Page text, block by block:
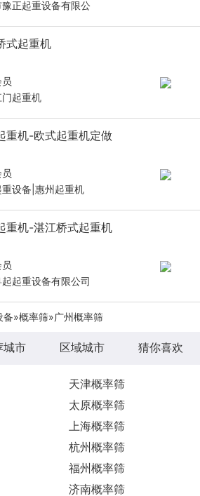
正起重设备有限公
式起重机
门起重机
重机-欧式起重机定做
设备|惠州起重机
重机-湛江桥式起重机
起起重设备有限公司
备»概率筛»广州概率筛
城市 区域城市 猜你喜欢
天津概率筛
太原概率筛
上海概率筛
杭州概率筛
福州概率筛
济南概率筛